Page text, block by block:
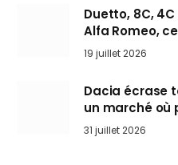
Duetto, 8C,
Alfa Romeo,
l’art de rouler
19 juillet 2026
Dacia écrase
un marché où
31 juillet 2026